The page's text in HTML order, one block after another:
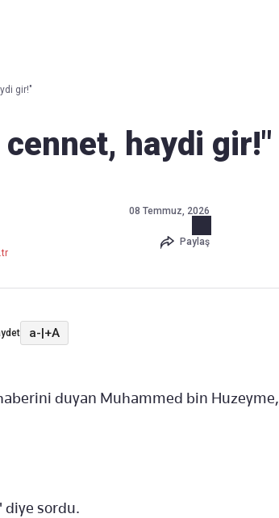
gir!"
cennet, haydi gir!"
08 Temmuz, 2026
Paylaş
a-|+A
duyan Muhammed bin Huzeyme,
diye sordu.